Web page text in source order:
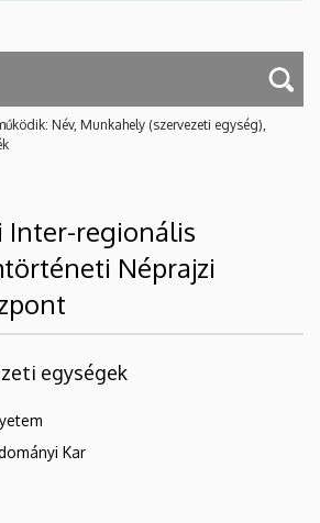
Név, Munkahely (szervezeti egység),
Inter-regionális
Néprajzi
egységek
Kar